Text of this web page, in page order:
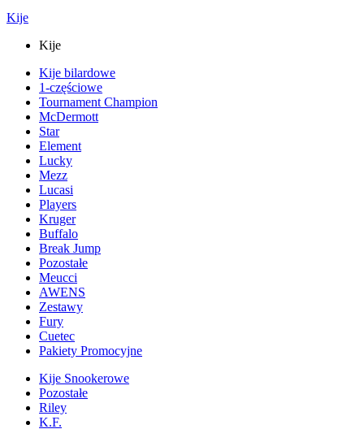
Kije
Kije
Kije bilardowe
1-częściowe
Tournament Champion
McDermott
Star
Element
Lucky
Mezz
Lucasi
Players
Kruger
Buffalo
Break Jump
Pozostałe
Meucci
AWENS
Zestawy
Fury
Cuetec
Pakiety Promocyjne
Kije Snookerowe
Pozostałe
Riley
K.F.